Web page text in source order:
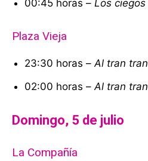
00:45 horas – Los ciegos
Plaza Vieja
23:30 horas – Al tran tran
02:00 horas – Al tran tran
Domingo, 5 de julio
La Compañía